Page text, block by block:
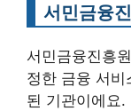
서민금융
서민금융진흥
정한 금융 서비
된 기관이에요